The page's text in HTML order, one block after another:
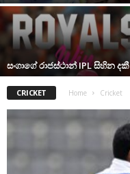
සංගාගේ රාජස්ථාන් IPL සිහින දකී
CRICKET Home Cricket